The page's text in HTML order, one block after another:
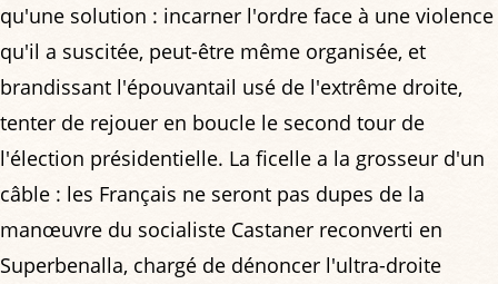
qu'une solution : incarner l'ordre face à une violence
qu'il a suscitée, peut-être même organisée, et
brandissant l'épouvantail usé de l'extrême droite,
tenter de rejouer en boucle le second tour de
l'élection présidentielle. La ficelle a la grosseur d'un
câble : les Français ne seront pas dupes de la
manœuvre du socialiste Castaner reconverti en
Superbenalla, chargé de dénoncer l'ultra-droite